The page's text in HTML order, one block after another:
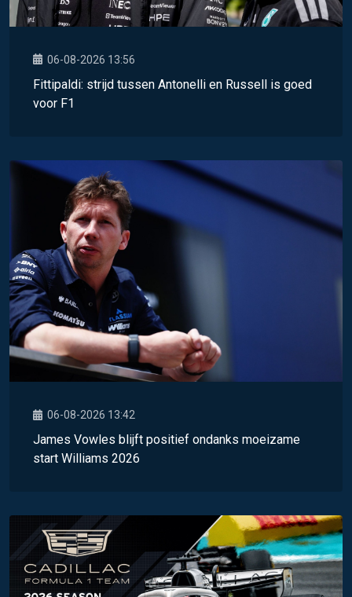
06-08-2026 13:56
Fittipaldi: strijd tussen Antonelli en Russell is goed
voor F1
06-08-2026 13:42
James Vowles blijft positief ondanks moeizame
start Williams 2026